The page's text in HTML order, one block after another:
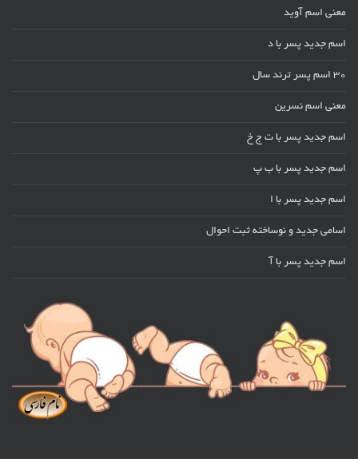
معنی اسم آوید
اسم جدید پسر با د
30 اسم پسر ترند سال
معنی اسم نسرین
اسم جدید پسر با ت ج خ
اسم جدید پسر با ب پ
اسم جدید پسر با ا
اسامی جدید و نوساخته ثبت احوال
اسم جدید پسر با آ